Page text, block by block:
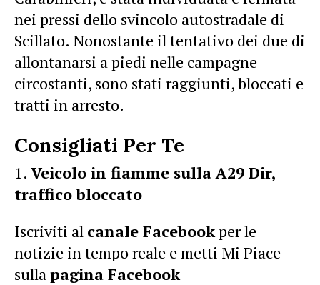
nei pressi dello svincolo autostradale di
Scillato. Nonostante il tentativo dei due di
allontanarsi a piedi nelle campagne
circostanti, sono stati raggiunti, bloccati e
tratti in arresto.
Consigliati Per Te
Veicolo in fiamme sulla A29 Dir,
traffico bloccato
Iscriviti al canale Facebookper le
notizie in tempo reale e metti Mi Piace
sullapagina Facebook